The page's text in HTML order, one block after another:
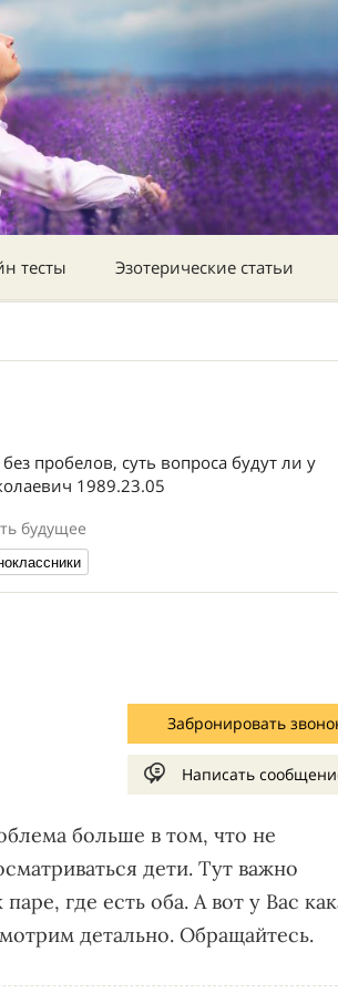
тесты Эзотерические статьи
пробелов, суть вопроса будут ли у
1989.23.05
будущее
Забронировать
Написать
больше в том, что не
дети. Тут важно
где есть оба. А вот у Вас
детально. Обращайтесь.